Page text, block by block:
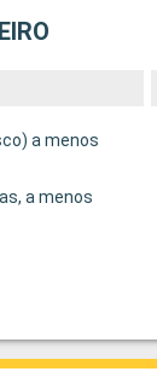
a menos
a menos